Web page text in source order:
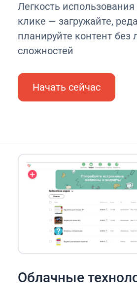
Легкость
клике — загружайте,
планируйте контент без
сложностей
Начать сейчас
Облачные